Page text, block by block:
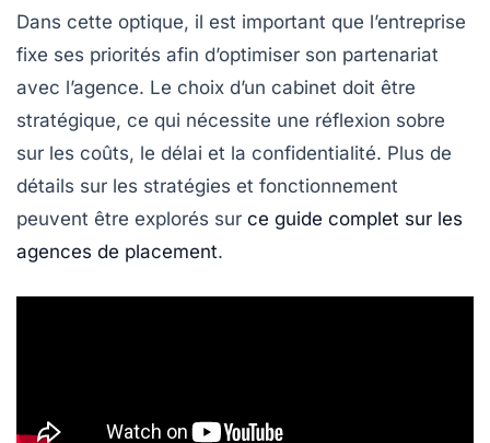
Dans cette optique, il est important que l’entreprise
fixe ses priorités afin d’optimiser son partenariat
avec l’agence. Le choix d’un cabinet doit être
stratégique, ce qui nécessite une réflexion sobre
sur les coûts, le délai et la confidentialité. Plus de
détails sur les stratégies et fonctionnement
peuvent être explorés sur ce guide complet sur les
agences de placement.